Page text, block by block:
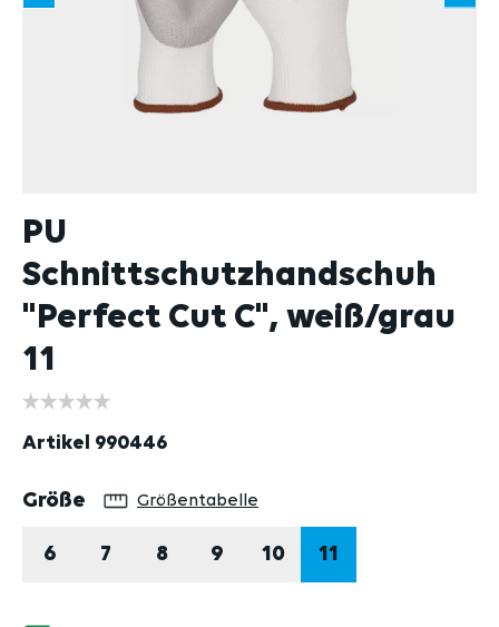
PU
Schnittschutzhandschuh
"Perfect Cut C", weiß/grau
11
Artikel 990446
Größe auswählen
Größentabelle
6 7 8 9 10 11